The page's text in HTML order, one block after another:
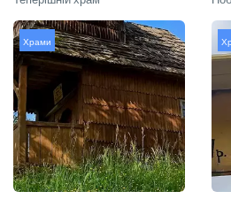
Храми